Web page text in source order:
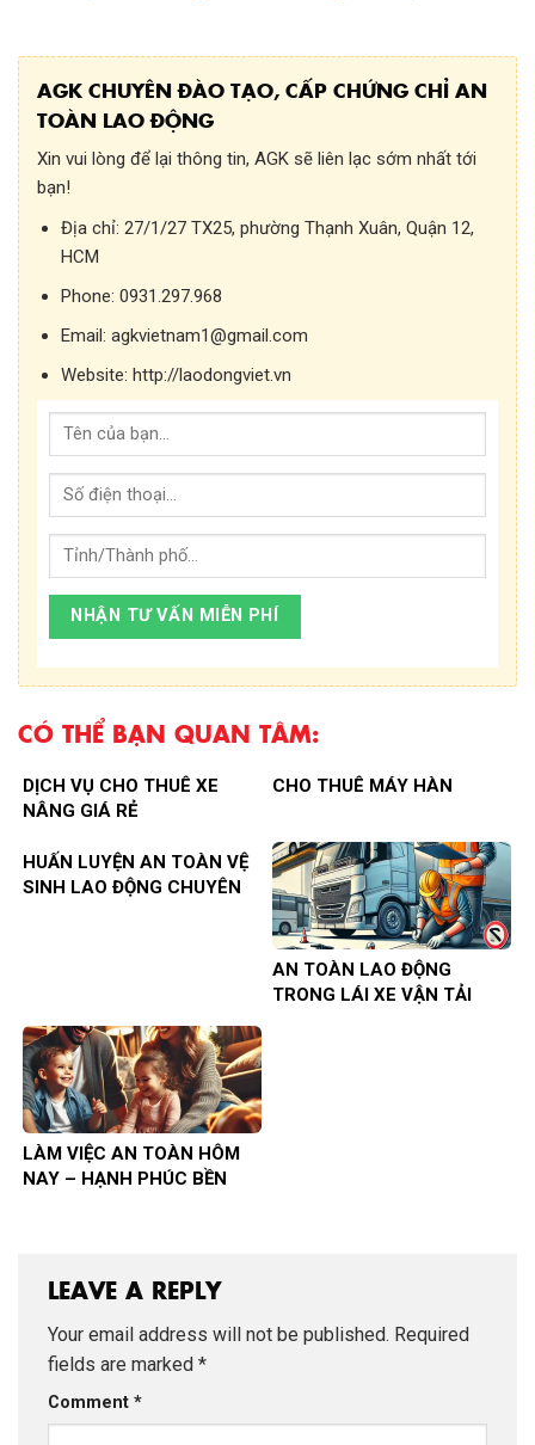
AGK CHUYÊN ĐÀO TẠO, CẤP CHỨNG CHỈ AN
TOÀN LAO ĐỘNG
Xin vui lòng để lại thông tin, AGK sẽ liên lạc sớm nhất tới
bạn!
Địa chỉ: 27/1/27 TX25, phường Thạnh Xuân, Quận 12,
HCM
Phone: 0931.297.968
Email: agkvietnam1@gmail.com
Website: http://laodongviet.vn
CÓ THỂ BẠN QUAN TÂM:
DỊCH VỤ CHO THUÊ XE
NÂNG GIÁ RẺ
CHO THUÊ MÁY HÀN
HUẤN LUYỆN AN TOÀN VỆ
SINH LAO ĐỘNG CHUYÊN
AN TOÀN LAO ĐỘNG
TRONG LÁI XE VẬN TẢI
LÀM VIỆC AN TOÀN HÔM
NAY – HẠNH PHÚC BỀN
LEAVE A REPLY
Your email address will not be published. Required
fields are marked *
Comment *